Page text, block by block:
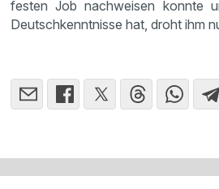
festen Job nachweisen konnte
Deutschkenntnisse hat, droht ihm